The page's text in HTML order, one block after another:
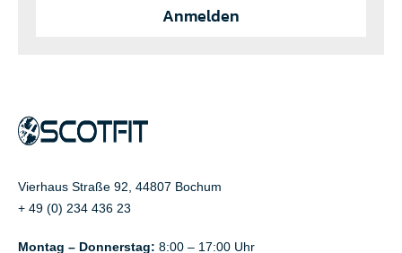
Anmelden
Vierhaus Straße 92, 44807 Bochum
+ 49 (0) 234 436 23
Montag – Donnerstag: 8:00 – 17:00 Uhr